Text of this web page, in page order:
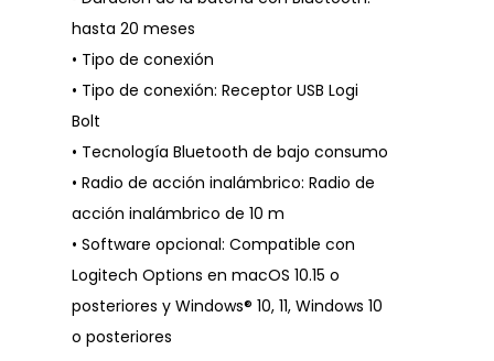
hasta 20 meses
• Tipo de conexión
• Tipo de conexión: Receptor USB Logi
Bolt
• Tecnología Bluetooth de bajo consumo
• Radio de acción inalámbrico: Radio de
acción inalámbrico de 10 m
• Software opcional: Compatible con
Logitech Options en macOS 10.15 o
posteriores y Windows® 10, 11, Windows 10
o posteriores